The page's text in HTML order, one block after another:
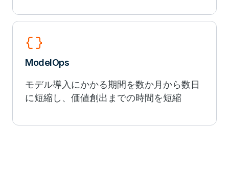
data_object
ModelOps
モデル導入にかかる期間を数か月から数日
に短縮し、価値創出までの時間を短縮